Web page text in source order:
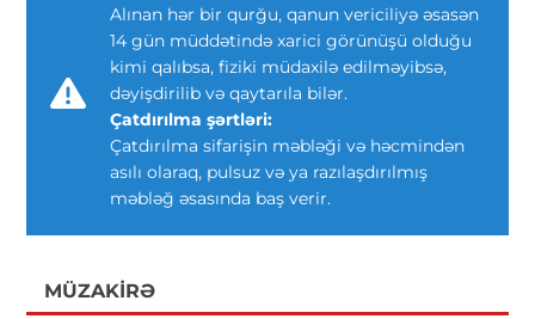
Alınan hər bir qurğu, qanun vericiliyə əsasən
14 gün müddətində xarici görünüşü olduğu
kimi qalıbsa, fiziki müdaxilə edilməyibsə,
dəyişdirilib və qaytarıla bilər.
Çatdırılma şərtləri:
Çatdırılma sifarişin məbləği və həcmindən
asılı olaraq, pulsuz və ya razılaşdırılmış
məbləğ əsasında baş verir.
MÜZAKIRƏ